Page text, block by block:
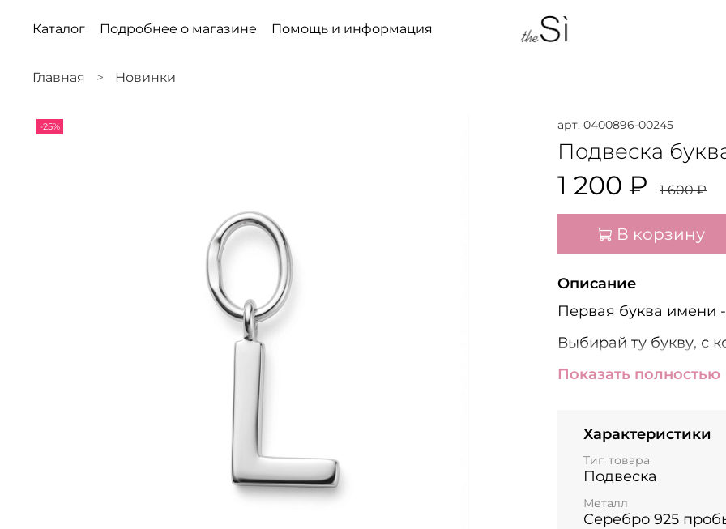
Каталог Подробнее о магазине Помощь и информация
Главная Новинки
-25% арт. 0400896-00245
Подвеска
1 200 ₽ 1 600 ₽
В корзину
Описание
Первая буква имени
Выбирай ту букву, с
отличный вариант
Покрытие: родий -
серебро от
Размер подвески:
Показать полностью
Характеристики
Тип товара
Подвеска
Металл
Серебро 925